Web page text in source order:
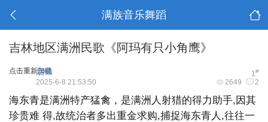
满族音乐舞蹈
吉林地区满洲民歌《阿玛有只小角鹰》
点击重新加载 1#
启锋
2649 2
2025-6-8 21:53:50
海东青是满洲特产猛禽，是满洲人射猎的得力助手,因其
珍贵难 得,故统治者多出重金求购,捕捉海东青人,往往一